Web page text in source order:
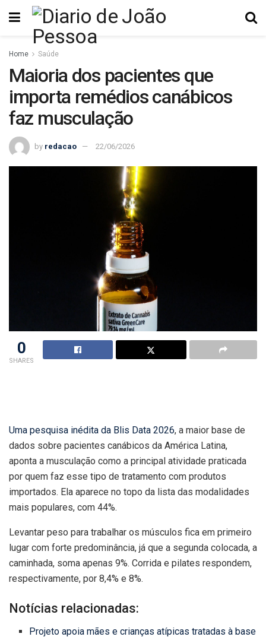
Home Saúde
Maioria dos pacientes que
importa remédios canábicos
faz musculação
by redacao 22/06/2026
0
SHARES
Uma pesquisa inédita da Blis Data 2026, a maior base de
dados sobre pacientes canábicos da América Latina,
aponta a musculação como a principal atividade praticada
por quem faz esse tipo de tratamento com produtos
importados. Ela aparece no topo da lista das modalidades
mais populares, com 44%.
Levantar peso para trabalhar os músculos fica em primeiro
lugar com forte predominância, já que a segunda colocada, a
caminhada, soma apenas 9%. Corrida e pilates respondem,
respectivamente, por 8,4% e 8%.
Notícias relacionadas:
Projeto apoia mães e crianças atípicas tratadas à base